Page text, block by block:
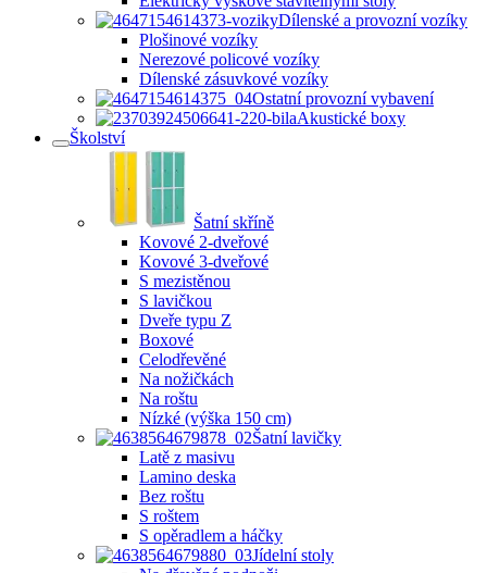
Dílenské a provozní vozíky
Plošinové vozíky
Nerezové policové vozíky
Dílenské zásuvkové vozíky
Ostatní provozní vybavení
Akustické boxy
Školství
Šatní skříně
Kovové 2-dveřové
Kovové 3-dveřové
S mezistěnou
S lavičkou
Dveře typu Z
Boxové
Celodřevěné
Na nožičkách
Na roštu
Nízké (výška 150 cm)
Šatní lavičky
Latě z masivu
Lamino deska
Bez roštu
S roštem
S opěradlem a háčky
Jídelní stoly